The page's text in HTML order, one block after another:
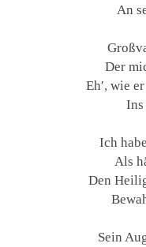
An
Der
Eh′, wie
Ich
Als
Den
Sein